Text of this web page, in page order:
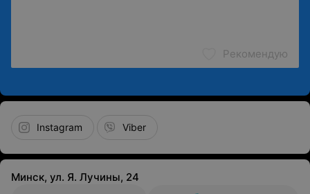
Рекомендую
Instagram Viber
Минск, ул. Я. Лучины, 24